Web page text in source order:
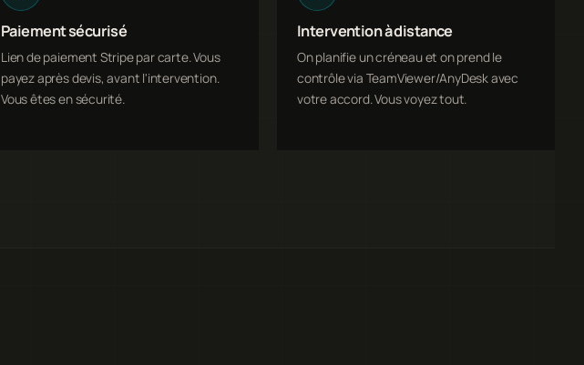
Paiement sécurisé
Lien de paiement Stripe par carte. Vous
payez après devis, avant l'intervention.
Vous êtes en sécurité.
Intervention à distance
On planifie un créneau et on prend le
contrôle via TeamViewer/AnyDesk avec
votre accord. Vous voyez tout.